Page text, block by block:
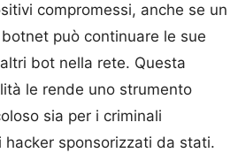
compromessi, anche se un
può continuare le sue
bot nella rete. Questa
le rende uno strumento
sia per i criminali
hacker sponsorizzati da stati.